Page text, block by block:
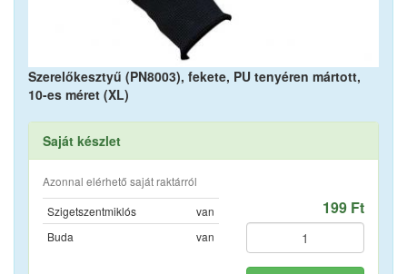
Szerelőkesztyű (PN8003), fekete, PU tenyéren mártott,
10-es méret (XL)
Saját készlet
Azonnal elérhető saját raktárról
Szigetszentmiklós
van
Buda
van
199 Ft